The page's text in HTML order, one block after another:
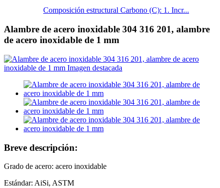
Composición estructural Carbono (C): 1. Incr...
Alambre de acero inoxidable 304 316 201, alambre
de acero inoxidable de 1 mm
Breve descripción:
Grado de acero: acero inoxidable
Estándar: AiSi, ASTM